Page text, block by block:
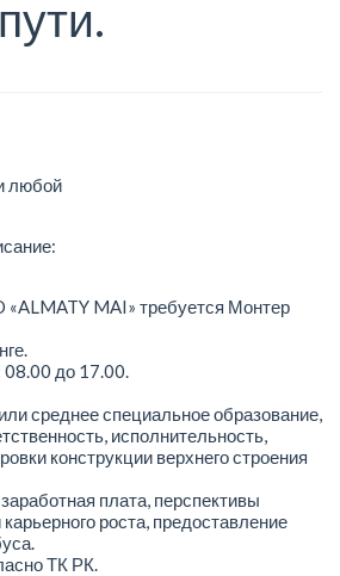
любой
«ALMATY MAI» требуется Монтер
08.00 до 17.00.
среднее специальное образование,
исполнительность,
конструкции верхнего строения
плата, перспективы
роста, предоставление
ТК РК.